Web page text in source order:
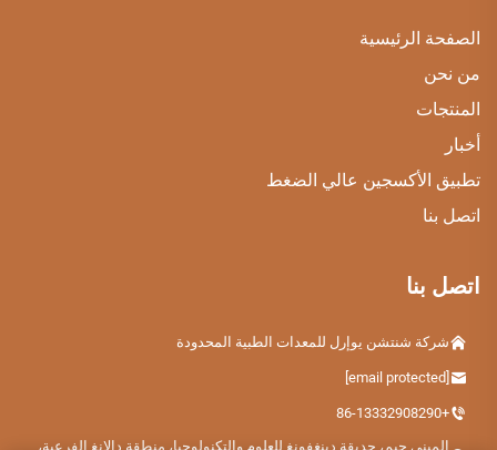
الصفحة الرئيسية
من نحن
المنتجات
أخبار
تطبيق الأكسجين عالي الضغط
اتصل بنا
اتصل بنا
شركة شنتشن يوإرل للمعدات الطبية المحدودة
+86-13332908290
المبنى جيم، حديقة دينغفونغ للعلوم والتكنولوجيا، منطقة دالانغ الفرعية،